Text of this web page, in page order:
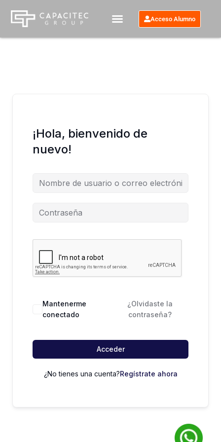
contenido
Acceso Alumno
¡Hola, bienvenido de
nuevo!
Mantenerme
conectado
¿Olvidaste la
contraseña?
Acceder
¿No tienes una cuenta?Regístrate ahora